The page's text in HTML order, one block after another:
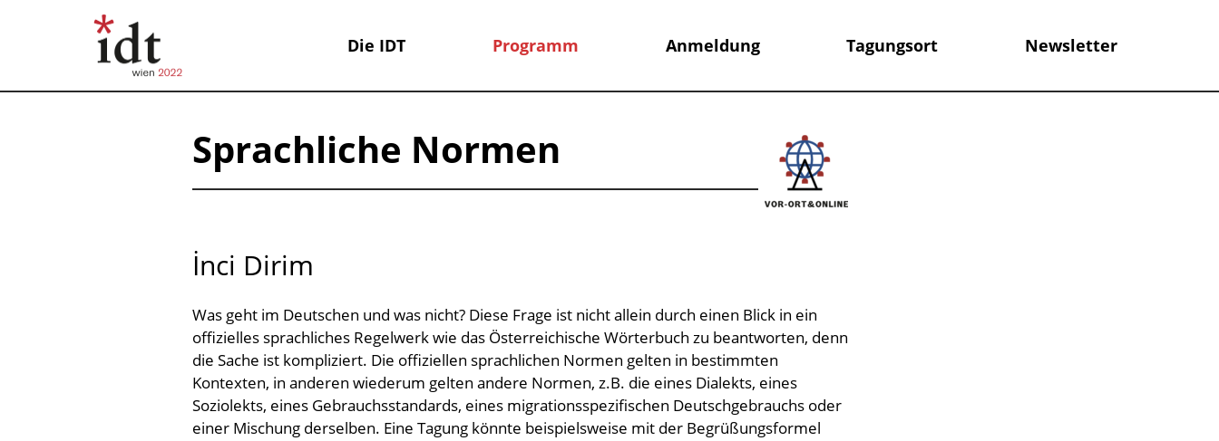
Die IDT Programm Anmeldung Tagungsort Newsletter
Sprachliche Normen
İnci Dirim
Was geht im Deutschen und was nicht? Diese Frage ist nicht allein durch einen Blick in ein
offizielles sprachliches Regelwerk wie das Österreichische Wörterbuch zu beantworten, denn
die Sache ist kompliziert. Die offiziellen sprachlichen Normen gelten in bestimmten
Kontexten, in anderen wiederum gelten andere Normen, z.B. die eines Dialekts, eines
Soziolekts, eines Gebrauchsstandards, eines migrationsspezifischen Deutschgebrauchs oder
einer Mischung derselben. Eine Tagung könnte beispielsweise mit der Begrüßungsformel